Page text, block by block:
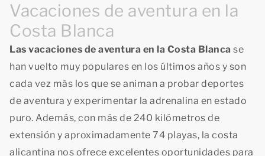
Vacaciones de aventura en la
Costa Blanca
Las vacaciones de aventura en la Costa Blanca se
han vuelto muy populares en los últimos años y son
cada vez más los que se animan a probar deportes
de aventura y experimentar la adrenalina en estado
puro. Además, con más de 240 kilómetros de
extensión y aproximadamente 74 playas, la costa
alicantina nos ofrece excelentes oportunidades para